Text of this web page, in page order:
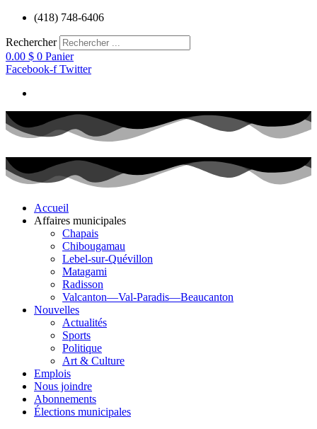
Aller
contenu
(418) 748-6406
Rechercher
0.00 $ 0 Panier
Facebook-f Twitter
Accueil
Affaires municipales
Chapais
Chibougamau
Lebel-sur-Quévillon
Matagami
Radisson
Valcanton—Val-Paradis—Beaucanton
Nouvelles
Actualités
Sports
Politique
Art & Culture
Emplois
Nous joindre
Abonnements
Élections municipales